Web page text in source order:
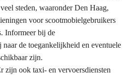
steden, waaronder Den Haag,
voor scootmobielgebruikers
Informeer bij de
naar de toegankelijkheid en eventuele
zijn.
zijn ook taxi- en vervoersdiensten